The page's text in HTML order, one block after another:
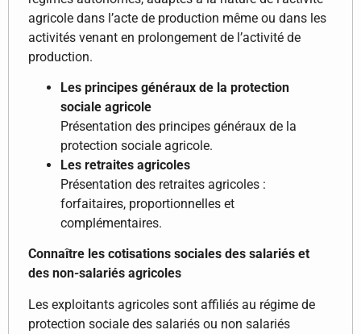
agricole dans l’acte de production même ou dans les
activités venant en prolongement de l’activité de
production.
Les principes généraux de la protection
sociale agricole
Présentation des principes généraux de la
protection sociale agricole.
Les retraites agricoles
Présentation des retraites agricoles :
forfaitaires, proportionnelles et
complémentaires.
Connaître les cotisations sociales des salariés et
des non-salariés agricoles
Les exploitants agricoles sont affiliés au régime de
protection sociale des salariés ou non salariés